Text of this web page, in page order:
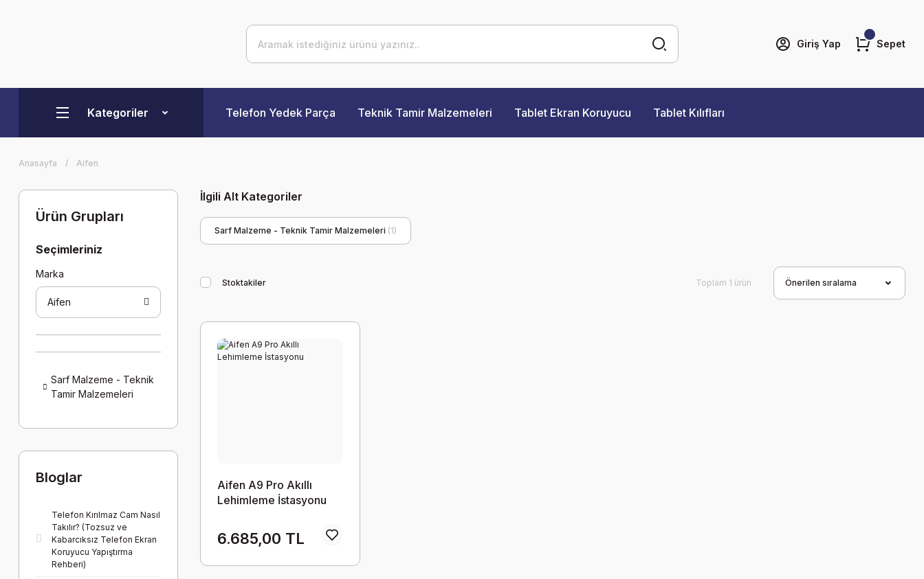
Giriş Yap Sepet
Kategoriler Telefon Yedek Parça Teknik Tamir Malzemeleri Tablet Ekran Koruyucu Tablet Kılıfları
Anasayfa Aifen
Ürün Grupları
Seçimleriniz
Marka
Aifen
Sarf Malzeme - Teknik
Tamir Malzemeleri
Bloglar
Telefon Kırılmaz Cam Nasıl
Takılır? (Tozsuz ve
Kabarcıksız Telefon Ekran
Koruyucu Yapıştırma
Rehberi)
İlgili Alt Kategoriler
Sarf Malzeme - Teknik Tamir Malzemeleri (1)
Stoktakiler Toplam 1 ürün
Aifen A9 Pro Akıllı
Lehimleme İstasyonu
6.685,00 TL